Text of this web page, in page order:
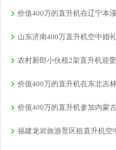
福建龙岩旅游景区租直升机空